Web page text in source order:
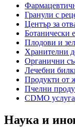
Гранули с
Център за
Ботанически
Плодови и
Хранителни
Органични
Лечебни
Продукти от
Пчелни
CDMO услуга
Наука и